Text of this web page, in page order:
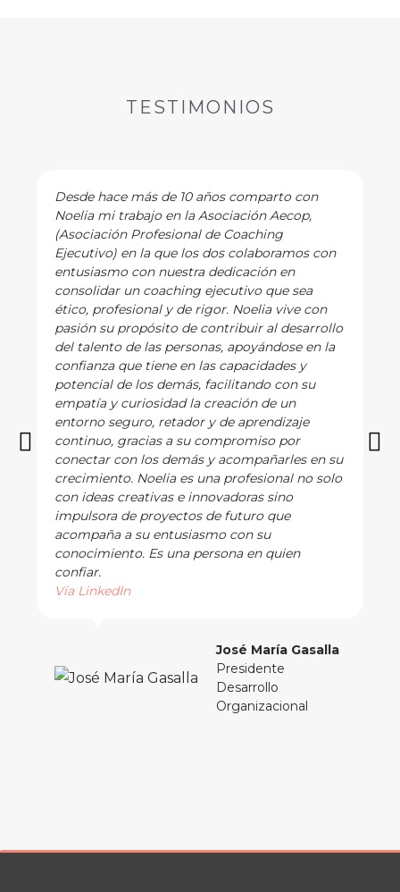
TESTIMONIOS
Desde hace más de 10 años comparto con
Noelia mi trabajo en la Asociación Aecop,
(Asociación Profesional de Coaching
Ejecutivo) en la que los dos colaboramos con
entusiasmo con nuestra dedicación en
consolidar un coaching ejecutivo que sea
ético, profesional y de rigor. Noelia vive con
pasión su propósito de contribuir al desarrollo
del talento de las personas, apoyándose en la
confianza que tiene en las capacidades y
potencial de los demás, facilitando con su
empatía y curiosidad la creación de un
entorno seguro, retador y de aprendizaje
continuo, gracias a su compromiso por
conectar con los demás y acompañarles en su
crecimiento. Noelia es una profesional no solo
con ideas creativas e innovadoras sino
impulsora de proyectos de futuro que
acompaña a su entusiasmo con su
conocimiento. Es una persona en quien
confiar.
Vía LinkedIn
José María Gasalla
Presidente
Desarrollo
Organizacional